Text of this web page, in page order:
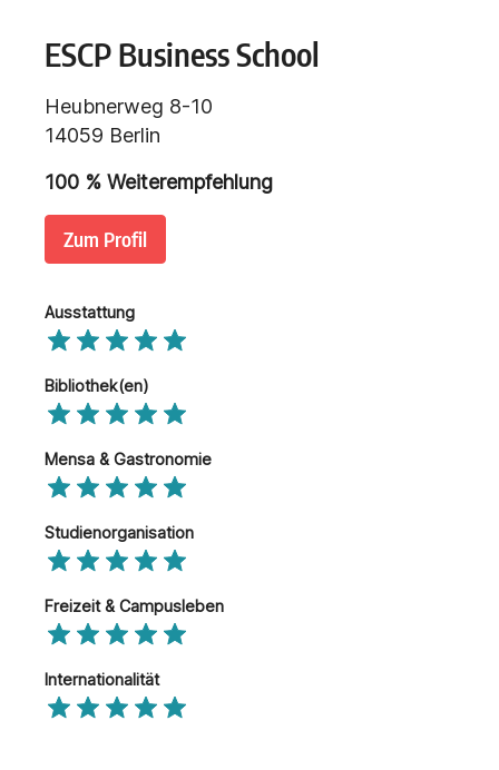
ESCP Business School
Heubnerweg 8-10
14059 Berlin
100 % Weiterempfehlung
Zum Profil
Ausstattung
Bibliothek(en)
Mensa & Gastronomie
Studienorganisation
Freizeit & Campusleben
Internationalität